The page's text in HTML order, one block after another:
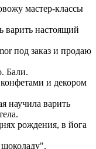
мастер-классы
варить настоящий
под заказ и продаю
Бали.
и декором
научила варить
рождения, в йога
шоколаду".